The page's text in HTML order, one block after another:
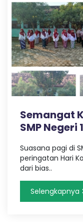
Semangat
SMP Negeri
Suasana pagi di
peringatan Hari
dari bias..
Selengkapnya